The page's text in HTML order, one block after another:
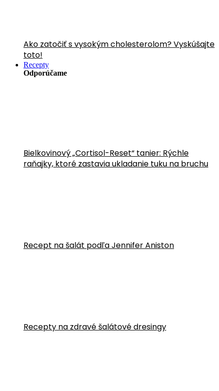
Ako zatočiť s vysokým cholesterolom? Vyskúšajte
toto!
Recepty
Odporúčame
Bielkovinový „Cortisol-Reset“ tanier: Rýchle
raňajky, ktoré zastavia ukladanie tuku na bruchu
Recept na šalát podľa Jennifer Aniston
Recepty na zdravé šalátové dresingy